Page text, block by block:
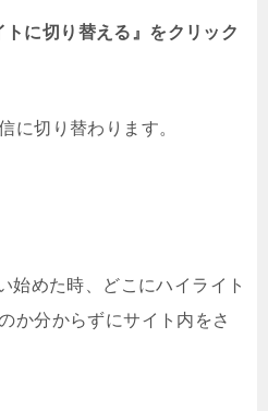
に切り替える』をクリック
に切り替わります。
始めた時、どこにハイライト
か分からずにサイト内をさ